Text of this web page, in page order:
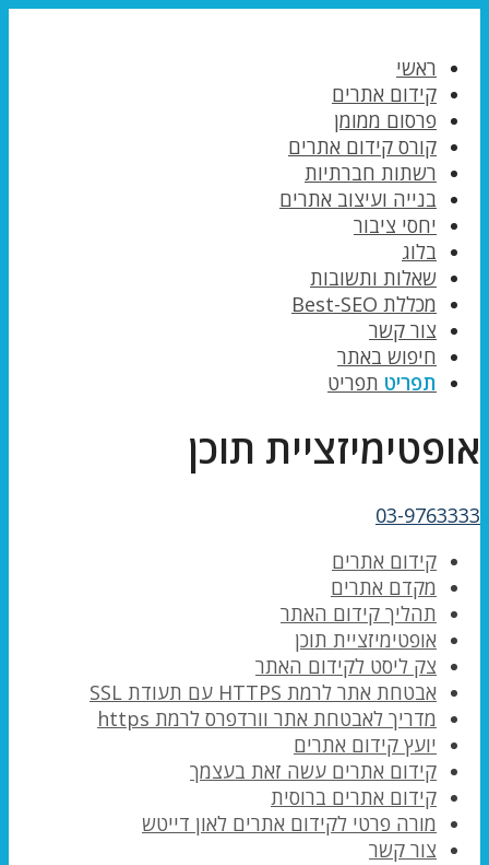
ראשי
קידום אתרים
פרסום ממומן
קורס קידום אתרים
רשתות חברתיות
בנייה ועיצוב אתרים
יחסי ציבור
בלוג
שאלות ותשובות
מכללת Best-SEO
צור קשר
חיפוש באתר
תפריט תפריט
אופטימיזציית תוכן
03-9763333
קידום אתרים
מקדם אתרים
תהליך קידום האתר
אופטימיזציית תוכן
צק ליסט לקידום האתר
אבטחת אתר לרמת HTTPS עם תעודת SSL
מדריך לאבטחת אתר וורדפרס לרמת https
יועץ קידום אתרים
קידום אתרים עשה זאת בעצמך
קידום אתרים ברוסית
מורה פרטי לקידום אתרים לאון דייטש
צור קשר